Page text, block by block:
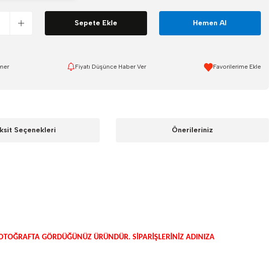
Sepete Ekle Hemen Al
Fiyatı Düşünce Haber Ver
Seçenekleri Önerileriniz
GÖRDÜĞÜNÜZ ÜRÜNDÜR. SİPARİŞLERİNİZ ADINIZA